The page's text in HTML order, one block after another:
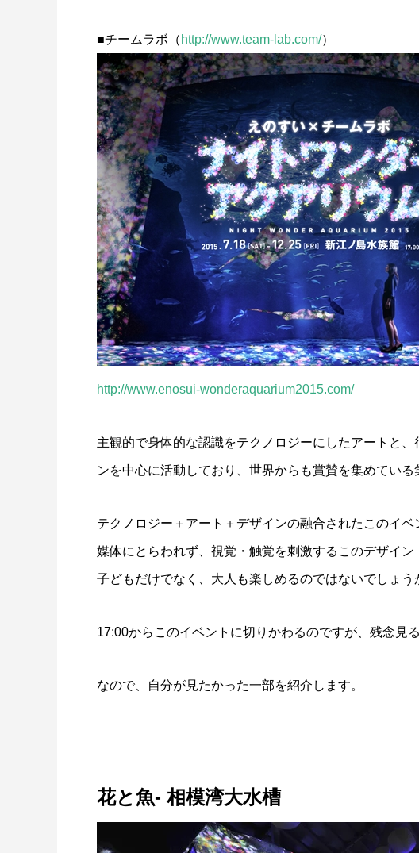
■チームラボ（ http://www.team-lab.com/）
http://www.enosui-wonderaquarium2015.com/
主観的で身体的な認識をテクノロジーにしたアートと
ンを中心に活動しており、世界からも賞賛を集めている
テクノロジー＋アート＋デザインの融合されたこのイベ
媒体にとらわれず、視覚・触覚を刺激するこのデザイン
子どもだけでなく、大人も楽しめるのではないでしょう
17:00からこのイベントに切りかわるのですが、残念見
なので、自分が見たかった一部を紹介します。
花と魚- 相模湾大水槽